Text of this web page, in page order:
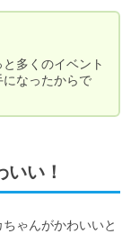
多くのイベント
なったからで
い！
ゃんがかわいいと